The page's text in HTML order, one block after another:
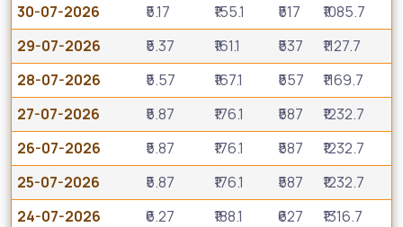
30-07-2026
₹5.17 ₹155.1 ₹517
₹1085.7
29-07-2026
₹5.37 ₹161.1 ₹537
₹1127.7
28-07-2026
₹5.57 ₹167.1 ₹557
₹1169.7
27-07-2026
₹5.87 ₹176.1 ₹587
₹1232.7
26-07-2026
₹5.87 ₹176.1 ₹587
₹1232.7
25-07-2026
₹5.87 ₹176.1 ₹587
₹1232.7
24-07-2026
₹6.27 ₹188.1 ₹627
₹1316.7